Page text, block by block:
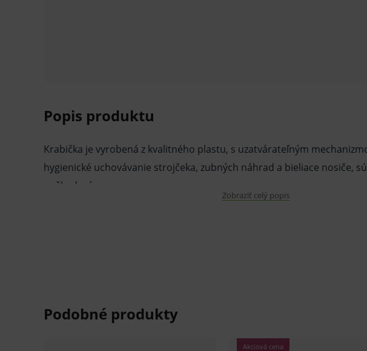
Popis produktu
Krabička je vyrobená z kvalitného plastu, s uzatvárateľným
hygienické uchovávanie strojčeka, zubných náhrad a bieliace nosiče,
poškodením.
Vďaka malým rozmerom a praktickému uzatvárateľnému
pomocníkom na cesty.
Rozmer krabičky: 78 x 68 x 25 mm (š x d x v).
Zobraziť celý popis